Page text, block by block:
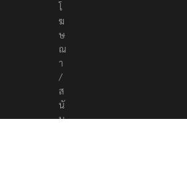
โ
ฆ
ษ
ณ
า
/
ส
นั
บ